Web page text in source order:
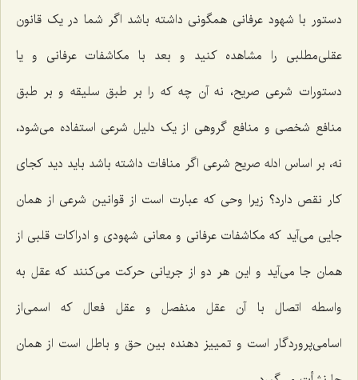
دستور با شهود عرفانی همگونی داشته باشد اگر شما در یک قانون
عقلی‌مطلبی را مشاهده کنید و بعد با مکاشفات عرفانی و یا
دستورات شرعی صریح، نه آن چه که را بر طبق سلیقه و بر طبق
منافع شخصی و منافع گروهی از یک دلیل شرعی استفاده می‌شود،
نه، بر اساس ادله صریح شرعی اگر منافات داشته باشد باید دید کجای
کار نقص دارد؟ زیرا وحی که عبارت است از قوانین شرعی از همان
جایی می‌آید که مکاشفات عرفانی و معانی شهودی و ادراکات قلبی از
همان جا می‌آید و این هر دو از جریانی حرکت می‌کنند که عقل به
واسطه اتصال با آن عقل منفصل و عقل فعال که اسمی‌از
اسامی‌پروردگار است و تمییز دهنده بین حق و باطل است از همان